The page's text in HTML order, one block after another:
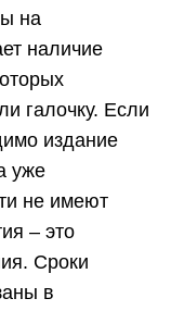
на
наличие
галочку. Если
издание
уже
не имеют
– это
Сроки
в